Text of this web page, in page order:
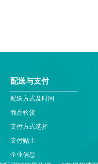
配送与支付
配送方式及时间
商品验货
支付方式选择
支付贴士
企业信息